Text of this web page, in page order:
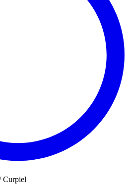
Curpiel